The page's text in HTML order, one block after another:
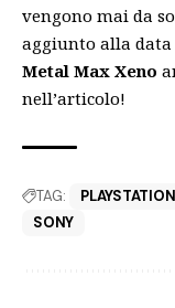
vengono mai da
aggiunto alla data
Metal Max Xeno
nell’articolo!
TAG:
SONY